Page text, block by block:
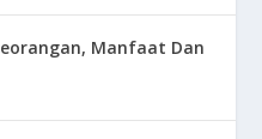
Manfaat Dan